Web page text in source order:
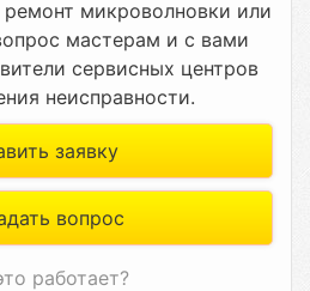
ремонт микроволновки или
мастерам и с вами
сервисных центров
неисправности.
заявку
вопрос
работает?